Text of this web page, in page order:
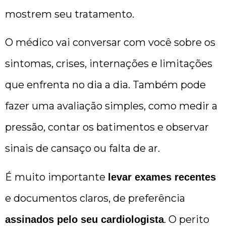
mostrem seu tratamento.
O médico vai conversar com você sobre os
sintomas, crises, internações e limitações
que enfrenta no dia a dia. Também pode
fazer uma avaliação simples, como medir a
pressão, contar os batimentos e observar
sinais de cansaço ou falta de ar.
É muito importante levar exames recentes
e documentos claros, de preferência
assinados pelo seu cardiologista. O perito